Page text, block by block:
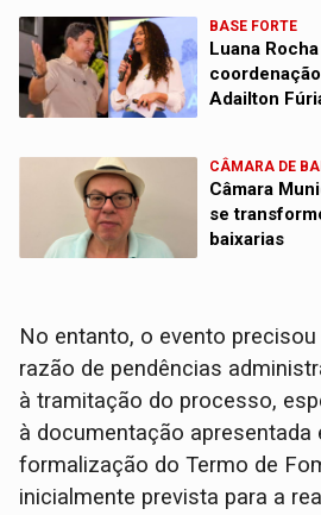
BASE FORTE
Luana
Adailton
CÂMARA DE
Câmara
se
baixarias
No entanto, o evento
razão de pendências
à tramitação do processo,
à documentação apresentada
formalização do Termo de
inicialmente prevista para a